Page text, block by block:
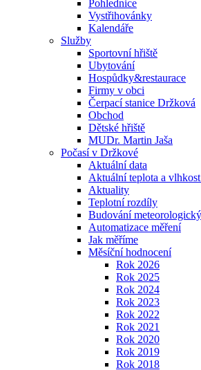
Pohlednice
Vystřihovánky
Kalendáře
Služby
Sportovní hřiště
Ubytování
Hospůdky&restaurace
Firmy v obci
Čerpací stanice Držková
Obchod
Dětské hřiště
MUDr. Martin Jaša
Počasí v Držkové
Aktuální data
Aktuální teplota a
Aktuality
Teplotní rozdíly
Budování
Automatizace měření
Jak měříme
Měsíční hodnocení
Rok 2026
Rok 2025
Rok 2024
Rok 2023
Rok 2022
Rok 2021
Rok 2020
Rok 2019
Rok 2018